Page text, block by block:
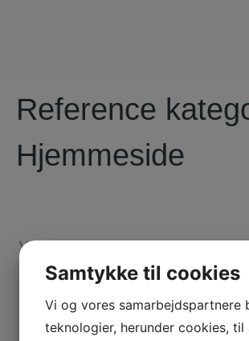
Reference
Hjemmeside
Vi er en dynamisk virksomhed, og vi er
kaste os ud i alle slags udviklings- og
kommunikationsopgaver.
Vi lægger stor vægt på personlig og tæt
samarbejdet med vores kunder.
Samtykke til cookies
Vi og vores samarbejdspartnere
teknologier, herunder cookies, til